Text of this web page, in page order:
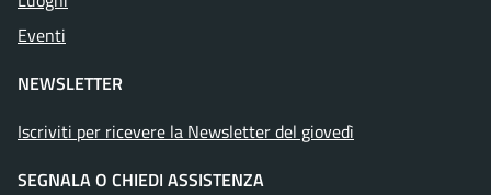
Eventi
NEWSLETTER
Iscriviti per ricevere la Newsletter del giovedì
SEGNALA O CHIEDI ASSISTENZA